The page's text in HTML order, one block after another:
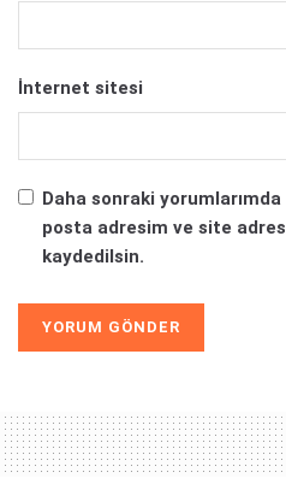
İnternet sitesi
Daha sonraki yorumlarımda
posta adresim ve site
kaydedilsin.